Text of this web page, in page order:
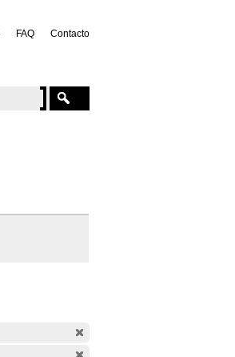
FAQ Contacto